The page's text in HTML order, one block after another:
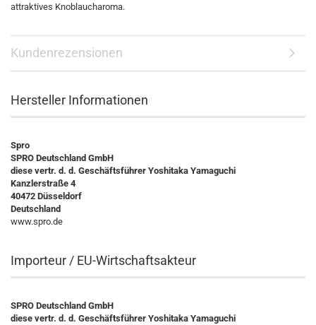
attraktives Knoblaucharoma.
Kundenrezensionen
Hersteller Informationen
Spro
SPRO Deutschland GmbH
diese vertr. d. d. Geschäftsführer Yoshitaka Yamaguchi
Kanzlerstraße 4
40472 Düsseldorf
Deutschland
www.spro.de
Importeur / EU-Wirtschaftsakteur
SPRO Deutschland GmbH
diese vertr. d. d. Geschäftsführer Yoshitaka Yamaguchi